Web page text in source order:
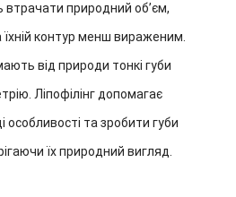
втрачати природний об’єм,
контур менш вираженим.
від природи тонкі губи
Ліпофілінг допомагає
особливості та зробити губи
їх природний вигляд.